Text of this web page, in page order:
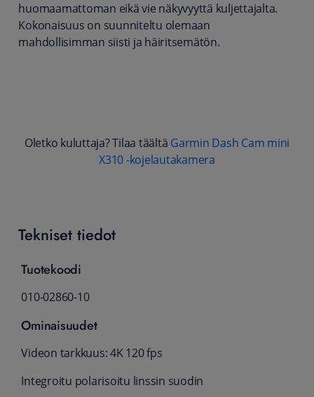
huomaamattoman eikä vie näkyvyyttä kuljettajalta.
Kokonaisuus on suunniteltu olemaan
mahdollisimman siisti ja häiritsemätön.
Oletko kuluttaja? Tilaa täältä Garmin Dash Cam mini
X310 -kojelautakamera
Tekniset tiedot
Tuotekoodi
010-02860-10
Ominaisuudet
Videon tarkkuus: 4K 120 fps
Integroitu polarisoitu linssin suodin